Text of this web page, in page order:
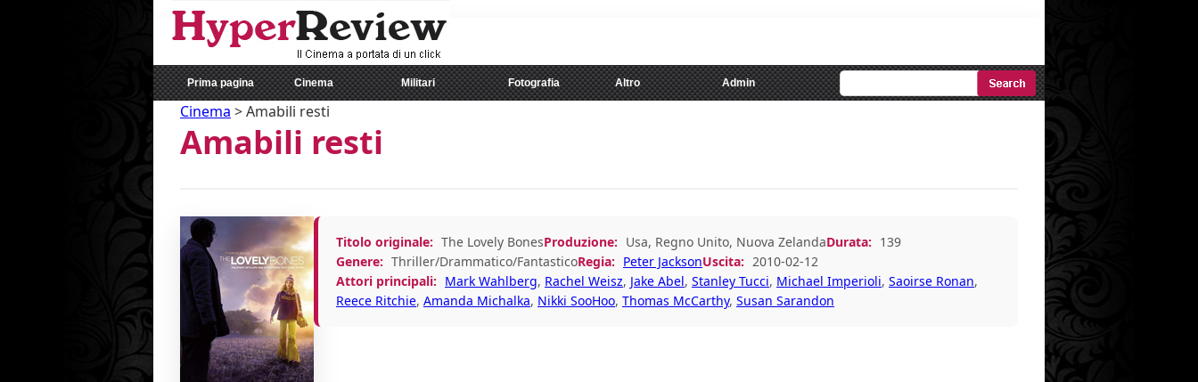
Prima pagina Cinema Militari Fotografia Altro Admin
Cinema >Amabili resti
Amabili resti
Titolo originale: The Lovely BonesProduzione: Usa, Regno Unito, Nuova ZelandaDurata: 139
Genere: Thriller/Drammatico/FantasticoRegia: Peter JacksonUscita: 2010-02-12
Attori principali: Mark Wahlberg, Rachel Weisz, Jake Abel, Stanley Tucci, Michael Imperioli, Saoirse Ronan,
Reece Ritchie, Amanda Michalka, Nikki SooHoo, Thomas McCarthy, Susan Sarandon